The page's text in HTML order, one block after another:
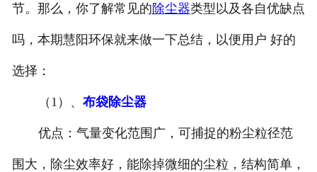
节。那么，你了解常见的除尘器类型以及各自优缺点
吗，本期慧阳环保就来做一下总结，以便用户 好的
选择：
（1）、 布袋除尘器
优点：气量变化范围广，可捕捉的粉尘粒径范
围大，除尘效率好，能除掉微细的尘粒，结构简单，